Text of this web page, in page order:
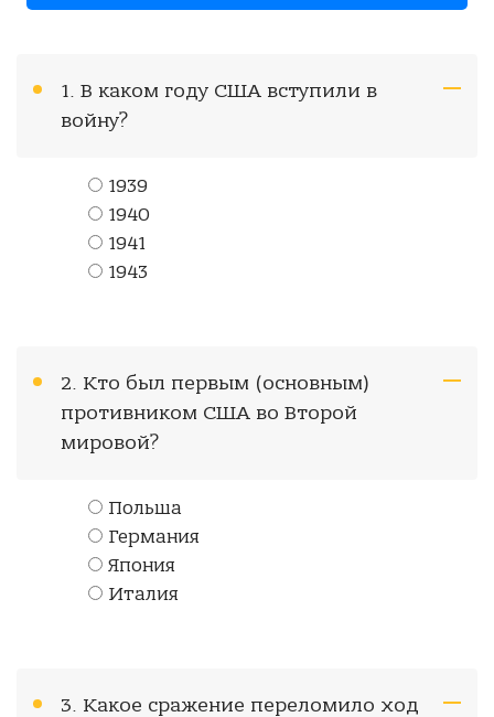
1. В каком году США вступили в
войну?
1939
1940
1941
1943
2. Кто был первым (основным)
противником США во Второй
мировой?
Польша
Германия
Япония
Италия
3. Какое сражение переломило ход